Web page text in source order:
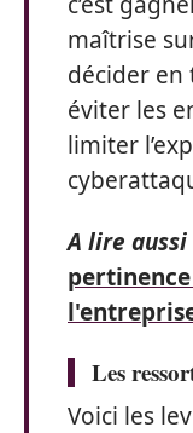
maîtrise
décider en
éviter les
limiter
A lire aussi
Les
Voici les